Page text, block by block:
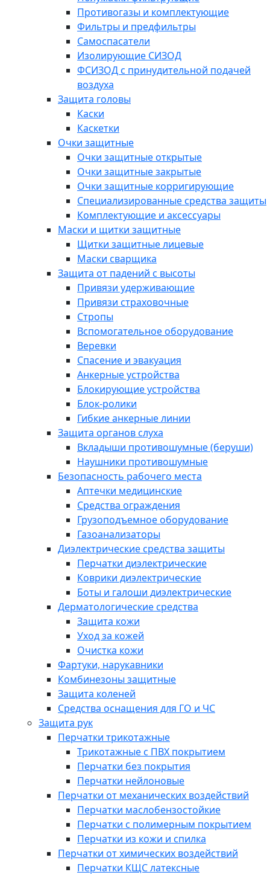
Противогазы и комплектующие
Фильтры и предфильтры
Самоспасатели
Изолирующие СИЗОД
ФСИЗОД с принудительной подачей
воздуха
Защита головы
Каски
Каскетки
Очки защитные
Очки защитные открытые
Очки защитные закрытые
Очки защитные корригирующие
Специализированные средства защиты
Комплектующие и аксессуары
Маски и щитки защитные
Щитки защитные лицевые
Маски сварщика
Защита от падений с высоты
Привязи удерживающие
Привязи страховочные
Стропы
Вспомогательное оборудование
Веревки
Спасение и эвакуация
Анкерные устройства
Блокирующие устройства
Блок-ролики
Гибкие анкерные линии
Защита органов слуха
Вкладыши противошумные (беруши)
Наушники противошумные
Безопасность рабочего места
Аптечки медицинские
Средства ограждения
Грузоподъемное оборудование
Газоанализаторы
Диэлектрические средства защиты
Перчатки диэлектрические
Коврики диэлектрические
Боты и галоши диэлектрические
Дерматологические средства
Защита кожи
Уход за кожей
Очистка кожи
Фартуки, нарукавники
Комбинезоны защитные
Защита коленей
Средства оснащения для ГО и ЧС
Защита рук
Перчатки трикотажные
Трикотажные с ПВХ покрытием
Перчатки без покрытия
Перчатки нейлоновые
Перчатки от механических воздействий
Перчатки маслобензостойкие
Перчатки с полимерным покрытием
Перчатки из кожи и спилка
Перчатки от химических воздействий
Перчатки КЩС латексные